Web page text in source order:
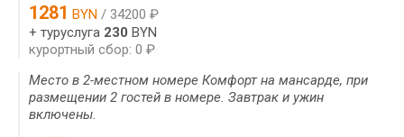
1281 BYN / 34200 ₽
+ туруслуга 230 BYN
курортный сбор: 0 ₽
Место в 2-местном номере Комфорт на мансарде, при
размещении 2 гостей в номере. Завтрак и ужин
включены.